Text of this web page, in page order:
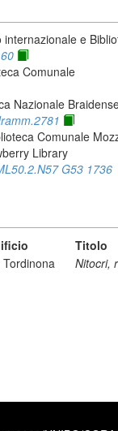
internazionale e
Comunale
Nazionale
Comunale
Library
G53 1736
Titolo
Nitocri,